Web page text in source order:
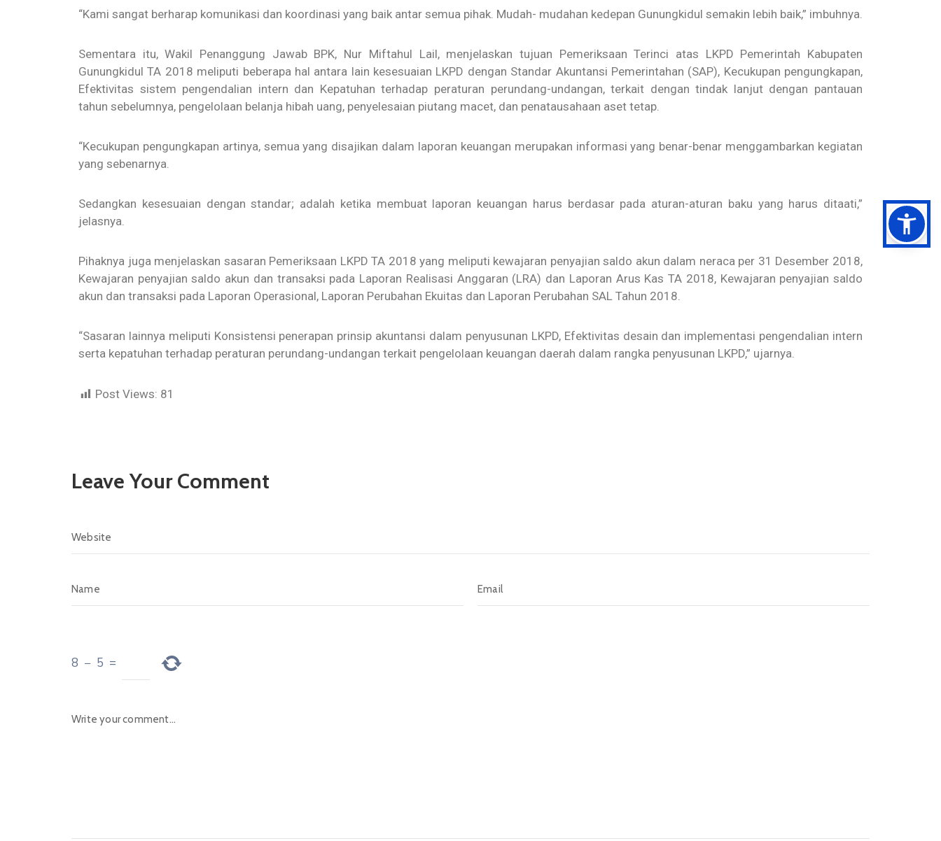
“Kami sangat berharap komunikasi dan koordinasi yang baik antar semua pihak. Mudah- mudahan kedepan Gunungkidul semakin lebih baik,” imbuhnya.
Sementara itu, Wakil Penanggung Jawab BPK, Nur Miftahul Lail, menjelaskan tujuan Pemeriksaan Terinci atas LKPD Pemerintah Kabupaten
Gunungkidul TA 2018 meliputi beberapa hal antara lain kesesuaian LKPD dengan Standar Akuntansi Pemerintahan (SAP), Kecukupan pengungkapan,
Efektivitas sistem pengendalian intern dan Kepatuhan terhadap peraturan perundang-undangan, terkait dengan tindak lanjut dengan pantauan
tahun sebelumnya, pengelolaan belanja hibah uang, penyelesaian piutang macet, dan penatausahaan aset tetap.
“Kecukupan pengungkapan artinya, semua yang disajikan dalam laporan keuangan merupakan informasi yang benar-benar menggambarkan kegiatan
yang sebenarnya.
Sedangkan kesesuaian dengan standar; adalah ketika membuat laporan keuangan harus berdasar pada aturan-aturan baku yang harus ditaati,”
jelasnya.
Pihaknya juga menjelaskan sasaran Pemeriksaan LKPD TA 2018 yang meliputi kewajaran penyajian saldo akun dalam neraca per 31 Desember 2018,
Kewajaran penyajian saldo akun dan transaksi pada Laporan Realisasi Anggaran (LRA) dan Laporan Arus Kas TA 2018, Kewajaran penyajian saldo
akun dan transaksi pada Laporan Operasional, Laporan Perubahan Ekuitas dan Laporan Perubahan SAL Tahun 2018.
“Sasaran lainnya meliputi Konsistensi penerapan prinsip akuntansi dalam penyusunan LKPD, Efektivitas desain dan implementasi pengendalian intern
serta kepatuhan terhadap peraturan perundang-undangan terkait pengelolaan keuangan daerah dalam rangka penyusunan LKPD,” ujarnya.
Post Views: 81
Leave Your Comment
8 − 5 =